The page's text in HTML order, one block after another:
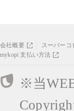
会社概要 スーパーコ
mykopi 支払い方法
※当